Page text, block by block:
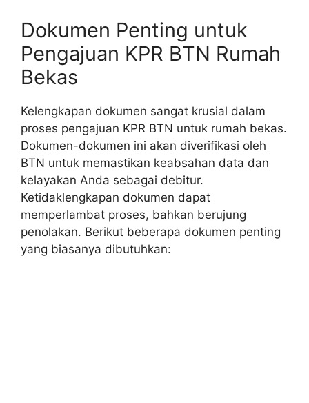
Dokumen Penting untuk
Pengajuan KPR BTN Rumah
Bekas
Kelengkapan dokumen sangat krusial dalam
proses pengajuan KPR BTN untuk rumah bekas.
Dokumen-dokumen ini akan diverifikasi oleh
BTN untuk memastikan keabsahan data dan
kelayakan Anda sebagai debitur.
Ketidaklengkapan dokumen dapat
memperlambat proses, bahkan berujung
penolakan. Berikut beberapa dokumen penting
yang biasanya dibutuhkan: